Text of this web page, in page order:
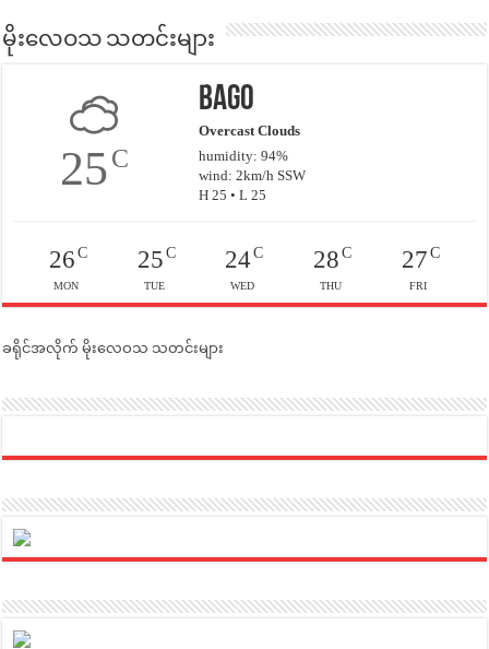
မိုးလေဝသ သတင်းများ
25C
Bago
Overcast Clouds
humidity: 94%
wind: 2km/h SSW
H 25 • L 25
26C
MON
25C
TUE
24C
WED
28C
THU
27C
FRI
ခရိုင်အလိုက် မိုးလေဝသ သတင်းများ